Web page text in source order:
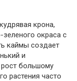
крона,
окраса с
каймы создает
и
рост большому
растения часто